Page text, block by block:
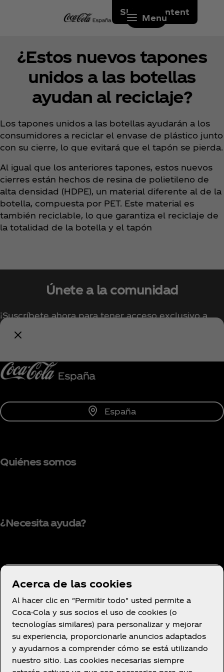
Skip to content
Menu
¿Estos nuevos tapones
unidos a las botellas
ayudan al reciclaje?
Los tapones unidos a las botellas ayudarán a los
consumidores a reciclar el envase de plástico junto
con su cierre, lo que evitará que el tapón se pierda.
Al igual que los anteriores tapones, estos nuevos
cierres están hechos de resina de polietileno de
alta densidad (HDPE), un material diferente al de la
botella, compuesta por PET. Este material es
también reciclable, lo que garantiza el reciclaje de
la totalidad de la botella y el tapón
Únete a la comunidad
¡Suscríbete ahora para tener acceso exclusivo a
todo lo relacionado con Coca‑Cola!
España
Quiénes somos
¿Necesita ayuda?
Configuración de cookies
Aviso de cookies
Declaración de Accesibilidad
Acerca de las cookies
Al hacer clic en "Permitir todo" usted permite a
Coca-Cola y sus socios el uso de cookies (o
tecnologías similares) para personalizar y mejorar
su experiencia, proporcionarle anuncios adaptados
y ayudarnos a comprender cómo se está utilizando
nuestro sitio. Las cookies necesarias siempre